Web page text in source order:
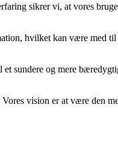
sikrer vi, at vores
hvilket kan være med
sundere og mere
vision er at være den